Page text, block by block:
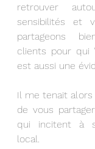
retrouver
sensibilités et
partageons
clients pour qui
est aussi une
Il me tenait
de vous
qui incitent à
local.